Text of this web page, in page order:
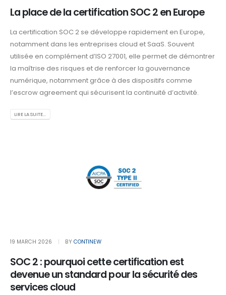
La place de la certification SOC 2 en Europe
La certification SOC 2 se développe rapidement en Europe,
notamment dans les entreprises cloud et SaaS. Souvent
utilisée en complément d’ISO 27001, elle permet de démontrer
la maîtrise des risques et de renforcer la gouvernance
numérique, notamment grâce à des dispositifs comme
l’escrow agreement qui sécurisent la continuité d’activité.
LIRE LA SUITE...
19 MARCH 2026 BY CONTINEW
SOC 2 : pourquoi cette certification est
devenue un standard pour la sécurité des
services cloud